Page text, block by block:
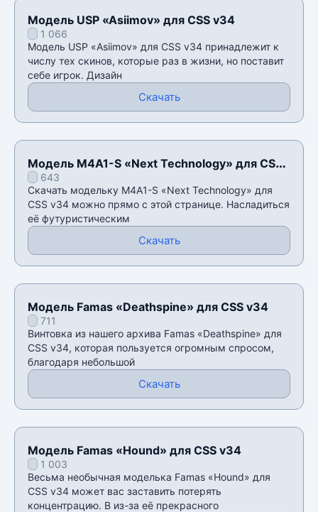
Модель USP «Asiimov» для CSS v34
1 066
Модель USP «Asiimov» для CSS v34 принадлежит к
числу тех скинов, которые раз в жизни, но поставит
себе игрок. Дизайн
Скачать
Модель M4A1-S «Next Technology» для CSS
v34643
Скачать модельку M4A1-S «Next Technology» для
CSS v34 можно прямо с этой странице. Насладиться
её футуристическим
Скачать
Модель Famas «Deathspine» для CSS v34
711
Винтовка из нашего архива Famas «Deathspine» для
CSS v34, которая пользуется огромным спросом,
благодаря небольшой
Скачать
Модель Famas «Hound» для CSS v34
1 003
Весьма необычная моделька Famas «Hound» для
CSS v34 может вас заставить потерять
концентрацию. В из-за еë прекрасного